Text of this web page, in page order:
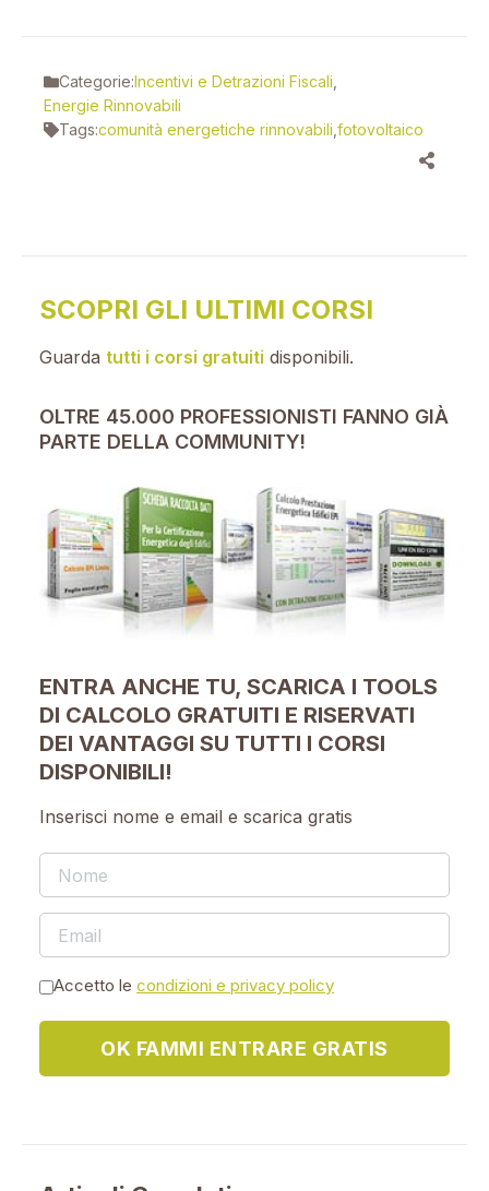
Categorie:Incentivi e Detrazioni Fiscali
Energie Rinnovabili
Tags:comunità energetiche rinnovabili fotovoltaico
SCOPRI GLI ULTIMI CORSI
Guarda tutti i corsi gratuiti disponibili.
OLTRE 45.000 PROFESSIONISTI FANNO GIÀ
PARTE DELLA COMMUNITY!
ENTRA ANCHE TU, SCARICA I TOOLS
DI CALCOLO GRATUITI E RISERVATI
DEI VANTAGGI SU TUTTI I CORSI
DISPONIBILI!
Inserisci nome e email e scarica gratis
Accetto le condizioni e privacy policy
OK FAMMI ENTRARE GRATIS